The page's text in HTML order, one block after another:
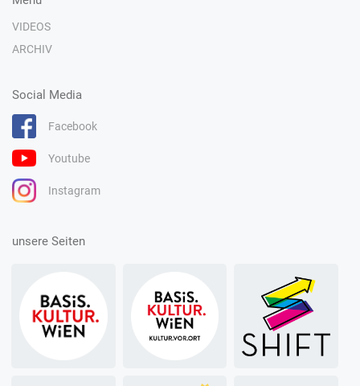
VIDEOS
ARCHIV
Social Media
Facebook
Youtube
Instagram
unsere Seiten